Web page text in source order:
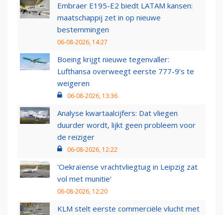
Embraer E195-E2 biedt LATAM kansen:
maatschappij zet in op nieuwe
bestemmingen
06-08-2026, 14:27
Boeing krijgt nieuwe tegenvaller:
Lufthansa overweegt eerste 777-9’s te
weigeren
06-08-2026, 13:36
Analyse kwartaalcijfers: Dat vliegen
duurder wordt, lijkt geen probleem voor
de reiziger
06-08-2026, 12:22
'Oekraïense vrachtvliegtuig in Leipzig zat
vol met munitie'
06-08-2026, 12:20
KLM stelt eerste commerciële vlucht met